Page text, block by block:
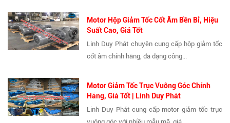
Motor Hộp Giảm Tốc Cốt Âm Bền Bỉ, Hiệu
Suất Cao, Giá Tốt
Linh Duy Phát chuyên cung cấp hộp giảm tốc
cốt âm chính hãng, đa dạng công...
Motor Giảm Tốc Trục Vuông Góc Chính
Hãng, Giá Tốt | Linh Duy Phát
Linh Duy Phát cung cấp motor giảm tốc trục